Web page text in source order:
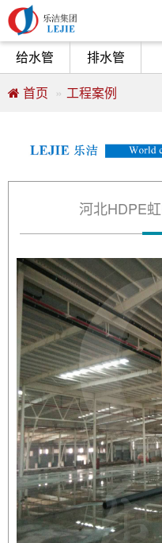
给水管
排水管
首页
工程案例
河北HDPE